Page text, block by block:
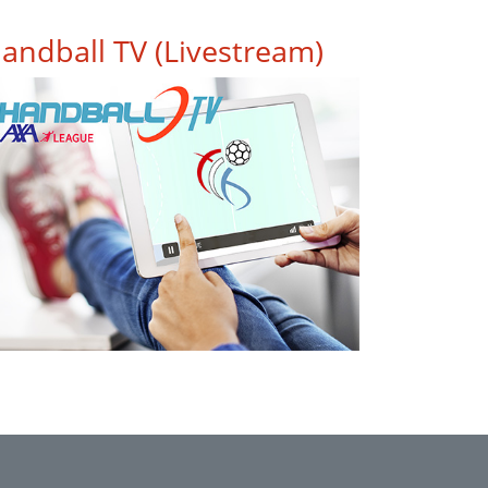
TV (Livestream)